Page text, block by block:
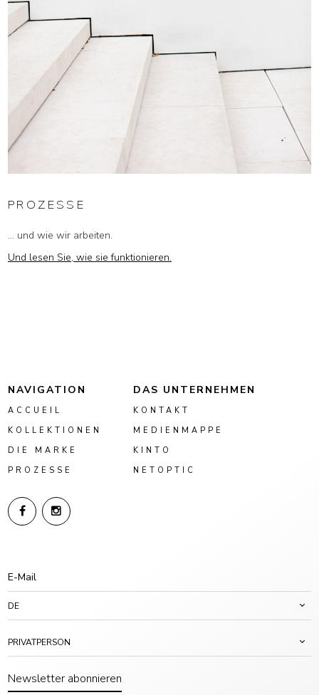
PROZESSE
... und wie wir arbeiten.
Und lesen Sie, wie sie funktionieren.
NAVIGATION
ACCUEIL
KOLLEKTIONEN
DIE MARKE
PROZESSE
DAS UNTERNEHMEN
KONTAKT
MEDIENMAPPE
KINTO
NETOPTIC
DE
PRIVATPERSON
Newsletter abonnieren